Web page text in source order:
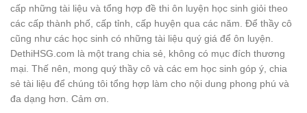
cấp những tài liệu và tổng hợp đề thi ôn luyện học sinh giỏi theo
các cấp thành phố, cấp tỉnh, cấp huyện qua các năm. Để thầy cô
cũng như các học sinh có những tài liệu quý giá để ôn luyện.
DethiHSG.com là một trang chia sẻ, không có mục đích thương
mại. Thế nên, mong quý thầy cô và các em học sinh góp ý, chia
sẻ tài liệu để chúng tôi tổng hợp làm cho nội dung phong phú và
đa dạng hơn. Cảm ơn.